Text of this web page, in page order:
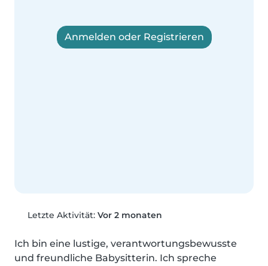
Anmelden oder Registrieren
Letzte Aktivität: Vor 2 monaten
Ich bin eine lustige, verantwortungsbewusste
und freundliche Babysitterin. Ich spreche